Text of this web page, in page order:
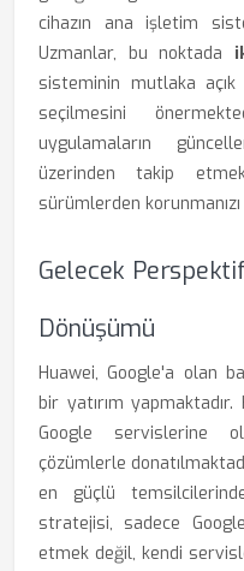
cihazın ana işletim
Uzmanlar, bu noktada
sisteminin mutlaka
seçilmesini
uygulamaların
üzerinden takip
sürümlerden
Gelecek
Dönüşümü
Huawei, Google'a olan
bir yatırım
Google servislerine
çözümlerle
en güçlü
stratejisi, sadece
etmek değil, kendi